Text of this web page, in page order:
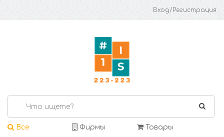
Вход/Регистрация
Все Фирмы
Товары